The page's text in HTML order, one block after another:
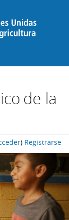
de la
) Registrarse